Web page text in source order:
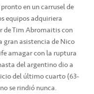
en un carrusel de
equipos adquiriera
de Tim Abromaitis con
gran asistencia de Nico
amagar con la ruptura
del argentino dio a
del último cuarto (63-
se rindió nunca.